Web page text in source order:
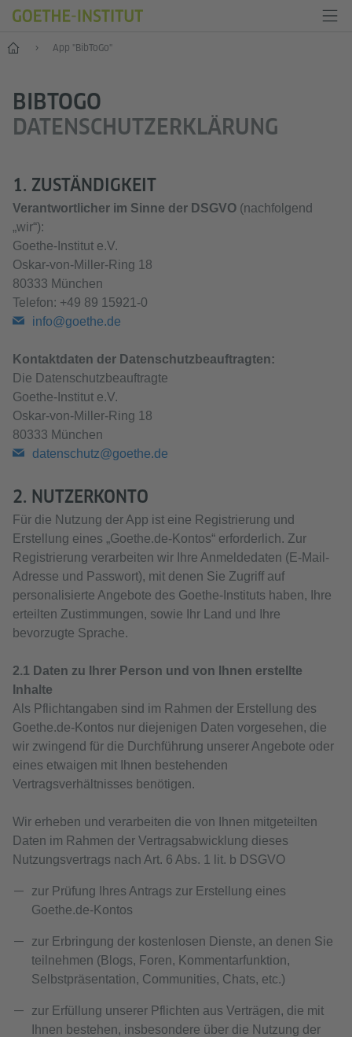
Start App "BibToGo"
BIBTOGO
DATENSCHUTZERKLÄRUNG
1. ZUSTÄNDIGKEIT
Verantwortlicher im Sinne der DSGVO (nachfolgend
„wir“):
Goethe-Institut e.V.
Oskar-von-Miller-Ring 18
80333 München
Telefon: +49 89 15921-0
info@goethe.de
Kontaktdaten der Datenschutzbeauftragten:
Die Datenschutzbeauftragte
Goethe-Institut e.V.
Oskar-von-Miller-Ring 18
80333 München
datenschutz@goethe.de
2. NUTZERKONTO
Für die Nutzung der App ist eine Registrierung und
Erstellung eines „Goethe.de-Kontos“ erforderlich. Zur
Registrierung verarbeiten wir Ihre Anmeldedaten (E-Mail-
Adresse und Passwort), mit denen Sie Zugriff auf
personalisierte Angebote des Goethe-Instituts haben, Ihre
erteilten Zustimmungen, sowie Ihr Land und Ihre
bevorzugte Sprache.
2.1 Daten zu Ihrer Person und von Ihnen erstellte
Inhalte
Als Pflichtangaben sind im Rahmen der Erstellung des
Goethe.de-Kontos nur diejenigen Daten vorgesehen, die
wir zwingend für die Durchführung unserer Angebote oder
eines etwaigen mit Ihnen bestehenden
Vertragsverhältnisses benötigen.
Wir erheben und verarbeiten die von Ihnen mitgeteilten
Daten im Rahmen der Vertragsabwicklung dieses
Nutzungsvertrags nach Art. 6 Abs. 1 lit. b DSGVO
zur Prüfung Ihres Antrags zur Erstellung eines
Goethe.de-Kontos
zur Erbringung der kostenlosen Dienste, an denen Sie
teilnehmen (Blogs, Foren, Kommentarfunktion,
Selbstpräsentation, Communities, Chats, etc.)
zur Erfüllung unserer Pflichten aus Verträgen, die mit
Ihnen bestehen, insbesondere über die Nutzung der